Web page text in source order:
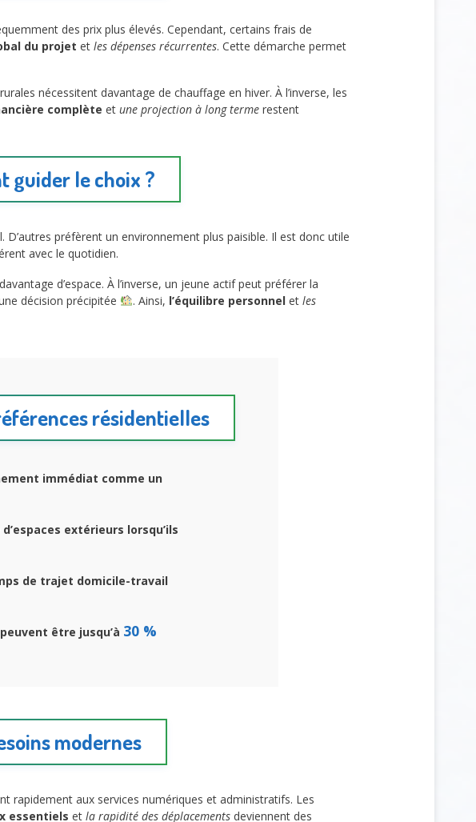
des prix plus élevés. Cependant, certains frais de
du projet et les dépenses récurrentes. Cette démarche permet
nécessitent davantage de chauffage en hiver. À l’inverse, les
complète et une projection à long terme restent
guider le choix ?
D’autres préfèrent un environnement plus paisible. Il est donc utile
avec le quotidien.
d’espace. À l’inverse, un jeune actif peut préférer la
décision précipitée
. Ainsi, l’équilibre personnelet les
résidentielles
immédiat comme un
extérieurs lorsqu’ils
de trajet domicile-travail
être jusqu’à 30 %
modernes
rapidement aux services numériques et administratifs. Les
essentiels et la rapidité des déplacements deviennent des